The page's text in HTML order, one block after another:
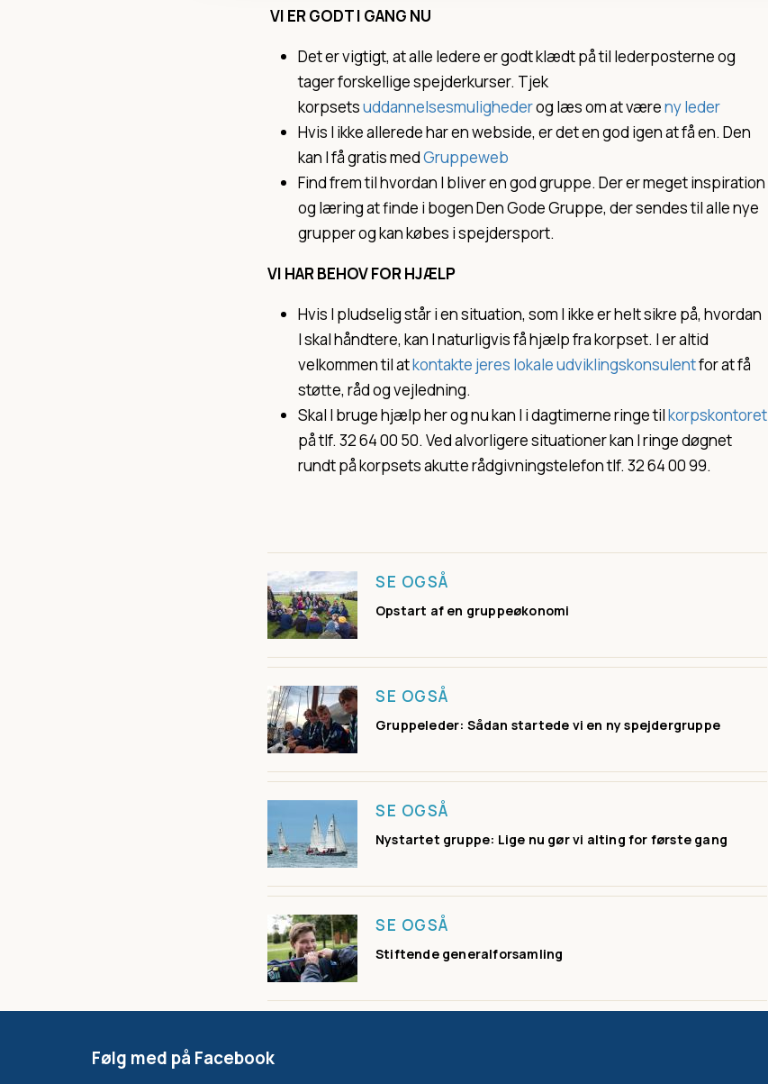
VI ER GODT I GANG NU
Det er vigtigt, at alle ledere er godt klædt på til lederposterne og
tager forskellige spejderkurser. Tjek
korpsetsuddannelsesmulighederog læs om at væreny leder
Hvis I ikke allerede har en webside, er det en god igen at få en. Den
kan I få gratis medGruppeweb
Find frem til hvordan I bliver en god gruppe. Der er meget inspiration
og læring at finde i bogen Den Gode Gruppe, der sendes til alle nye
grupper og kan købes i spejdersport.
VI HAR BEHOV FOR HJÆLP
Hvis I pludselig står i en situation, som I ikke er helt sikre på, hvordan
I skal håndtere, kan I naturligvis få hjælp fra korpset. I er altid
velkommen til atkontakte jeres lokale udviklingskonsulentfor at få
støtte, råd og vejledning.
Skal I bruge hjælp her og nu kan I i dagtimerne ringe tilkorpskontoret
på tlf. 32 64 00 50. Ved alvorligere situationer kan I ringe døgnet
rundt på korpsets akutte rådgivningstelefon tlf. 32 64 00 99.
SE OGSÅ
Opstart af en gruppeøkonomi
SE OGSÅ
Gruppeleder: Sådan startede vi en ny spejdergruppe
SE OGSÅ
Nystartet gruppe: Lige nu gør vi alting for første gang
SE OGSÅ
Stiftende generalforsamling
Følg med på Facebook